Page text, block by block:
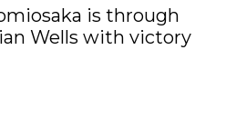
is through
Wells with victory